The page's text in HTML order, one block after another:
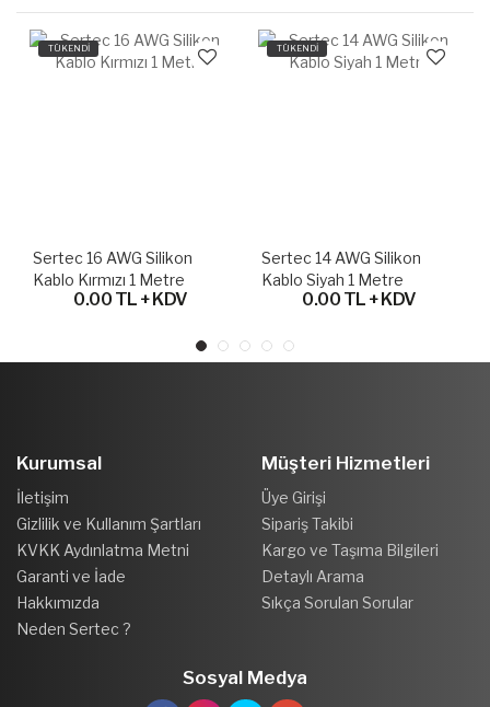
TÜKENDİ
Sertec 16 AWG Silikon
Kablo Kırmızı 1 Metre
0.00 TL + KDV
TÜKENDİ
Sertec 14 AWG Silikon
Kablo Siyah 1 Metre
0.00 TL + KDV
Kurumsal
İletişim
Gizlilik ve Kullanım Şartları
KVKK Aydınlatma Metni
Garanti ve İade
Hakkımızda
Neden Sertec ?
Müşteri Hizmetleri
Üye Girişi
Sipariş Takibi
Kargo ve Taşıma Bilgileri
Detaylı Arama
Sıkça Sorulan Sorular
Sosyal Medya